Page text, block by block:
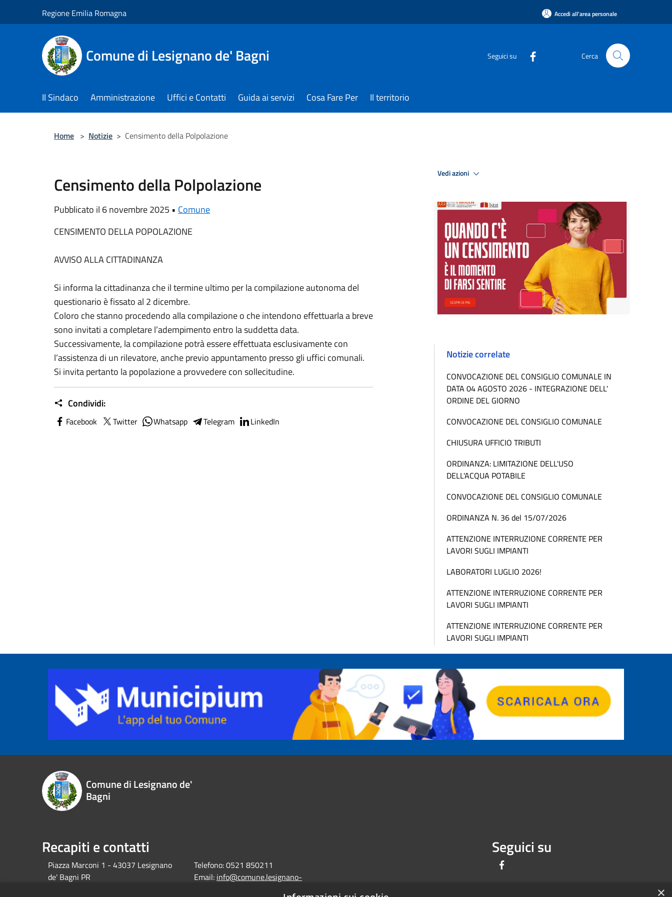
Regione Emilia Romagna Accedi all'area personale
Comune di Lesignano de' Bagni Seguici su Cerca
Il Sindaco Amministrazione Uffici e Contatti Guida ai servizi Cosa Fare Per Il territorio
Home > Notizie > Censimento della Polpolazione
Censimento della Polpolazione
Pubblicato il 6 novembre 2025 • Comune
CENSIMENTO DELLA POPOLAZIONE
AVVISO ALLA CITTADINANZA
Si informa la cittadinanza che il termine ultimo per la compilazione autonoma del
questionario è fissato al 2 dicembre.
Coloro che stanno procedendo alla compilazione o che intendono effettuarla a breve
sono invitati a completare l’adempimento entro la suddetta data.
Successivamente, la compilazione potrà essere effettuata esclusivamente con
l’assistenza di un rilevatore, anche previo appuntamento presso gli uffici comunali.
Si invita pertanto la popolazione a provvedere con sollecitudine.
Condividi:
Facebook Twitter Whatsapp Telegram LinkedIn
Vedi azioni
Notizie correlate
CONVOCAZIONE DEL CONSIGLIO COMUNALE IN
DATA 04 AGOSTO 2026 - INTEGRAZIONE DELL'
ORDINE DEL GIORNO
CONVOCAZIONE DEL CONSIGLIO COMUNALE
CHIUSURA UFFICIO TRIBUTI
ORDINANZA: LIMITAZIONE DELL'USO
DELL'ACQUA POTABILE
CONVOCAZIONE DEL CONSIGLIO COMUNALE
ORDINANZA N. 36 del 15/07/2026
ATTENZIONE INTERRUZIONE CORRENTE PER
LAVORI SUGLI IMPIANTI
LABORATORI LUGLIO 2026!
ATTENZIONE INTERRUZIONE CORRENTE PER
LAVORI SUGLI IMPIANTI
ATTENZIONE INTERRUZIONE CORRENTE PER
LAVORI SUGLI IMPIANTI
Comune di Lesignano de'
Bagni
Recapiti e contatti
Piazza Marconi 1 - 43037 Lesignano
de' Bagni PR
Telefono:0521 850211
Email: info@comune.lesignano-
Seguici su
×